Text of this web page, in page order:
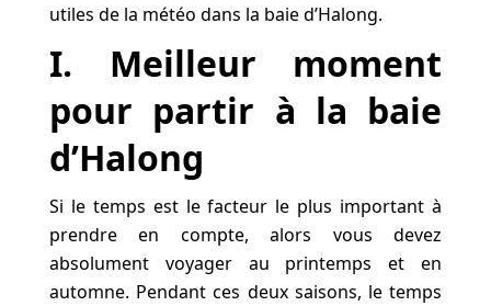
utiles de la météo dans la baie d’Halong.
I. Meilleur moment
pour partir à la baie
d’Halong
Si le temps est le facteur le plus important à
prendre en compte, alors vous devez
absolument voyager au printemps et en
automne. Pendant ces deux saisons, le temps